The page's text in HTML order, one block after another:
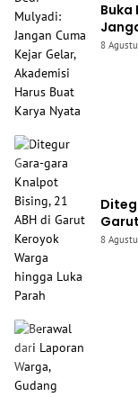
Buka
Buat
8
8